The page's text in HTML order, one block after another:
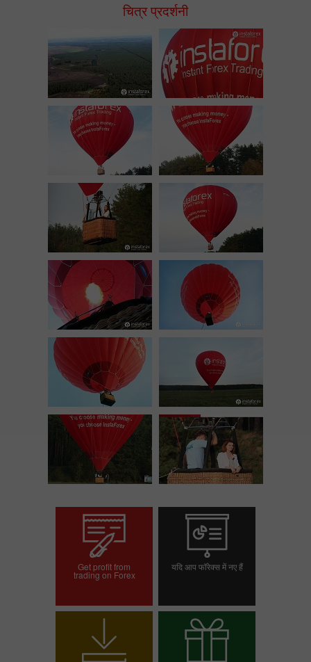
चित्र प्रदर्शनी
Get profit from
trading on Forex
यदि आप फॉरेक्स में नए हैं
डेमो खाता खोलें